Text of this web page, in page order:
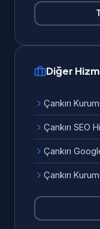
Diğer
Çankırı
Çankırı SEO
Çankırı
Çankırı